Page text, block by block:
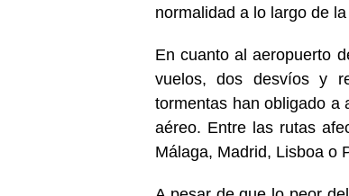
normalidad a lo largo de
En cuanto al aeropuerto
vuelos, dos desvíos y
tormentas han obligado a
aéreo. Entre las rutas
Málaga, Madrid, Lisboa o